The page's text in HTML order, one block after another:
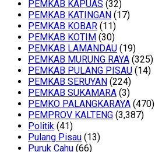
PEMKAB KAPUAS (32)
PEMKAB KATINGAN (17)
PEMKAB KOBAR (11)
PEMKAB KOTIM (30)
PEMKAB LAMANDAU (19)
PEMKAB MURUNG RAYA (325)
PEMKAB PULANG PISAU (14)
PEMKAB SERUYAN (224)
PEMKAB SUKAMARA (3)
PEMKO PALANGKARAYA (470)
PEMPROV KALTENG (3,387)
Politik (41)
Pulang Pisau (13)
Puruk Cahu (66)